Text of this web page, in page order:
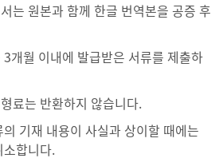
는 원본과 함께 한글 번역본을 공증 후
개월 이내에 발급받은 서류를 제출하
료는 반환하지 않습니다.
기재 내용이 사실과 상이할 때에는
합니다.